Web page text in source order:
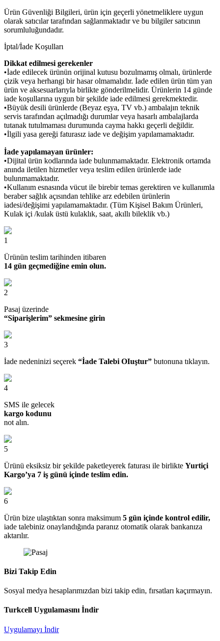
Ürün Güvenliği Bilgileri, ürün için geçerli yönetmeliklere uygun
olarak satıcılar tarafından sağlanmaktadır ve bu bilgiler satıcının
sorumluluğundadır.
İptal/İade Koşulları
Dikkat edilmesi gerekenler
•İade edilecek ürünün orijinal kutusu bozulmamış olmalı, ürünlerde
çizik veya herhangi bir hasar olmamalıdır. İade edilen ürün tüm yan
ürün ve aksesuarlarıyla birlikte gönderilmelidir. Ürünlerin 14 günde
iade koşullarına uygun bir şekilde iade edilmesi gerekmektedir.
•Büyük desili ürünlerde (Beyaz eşya, TV vb.) ambalajın teknik
servis tarafından açılmadığı durumlar veya hasarlı ambalajlarda
tutanak tutulmaması durumunda cayma hakkı geçerli değildir.
•İlgili yasa gereği faturasız iade ve değişim yapılamamaktadır.
İade yapılamayan ürünler:
•Dijital ürün kodlarında iade bulunmamaktadır. Elektronik ortamda
anında iletilen hizmetler veya teslim edilen ürünlerde iade
bulunmamaktadır.
•Kullanım esnasında vücut ile birebir temas gerektiren ve kullanımla
beraber sağlık açısından tehlike arz edebilen ürünlerin
iadesi/değişimi yapılamamaktadır. (Tüm Kişisel Bakım Ürünleri,
Kulak içi /kulak üstü kulaklık, saat, akıllı bileklik vb.)
1
Ürünün teslim tarihinden itibaren
14 gün geçmediğine emin olun.
2
Pasaj üzerinde
“Siparişlerim” sekmesine girin
3
İade nedeninizi seçerek “İade Talebi OIuştur” butonuna tıklayın.
4
SMS ile gelecek
kargo kodunu
not alın.
5
Ürünü eksiksiz bir şekilde paketleyerek faturası ile birlikte Yurtiçi
Kargo’ya 7 iş günü içinde teslim edin.
6
Ürün bize ulaştıktan sonra maksimum 5 gün içinde kontrol edilir,
iade talebiniz onaylandığında paranız otomatik olarak bankanıza
aktarılır.
Bizi Takip Edin
Sosyal medya hesaplarımızdan bizi takip edin, fırsatları kaçırmayın.
Turkcell Uygulamasını İndir
Uygulamayı İndir